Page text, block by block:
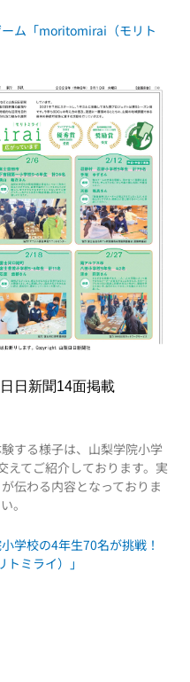
ム「moritomirai（モリト
日新聞14面掲載
する様子は、山梨学院小学
えてご紹介しております。実
伝わる内容となっておりま
。
学校の4年生70名が挑戦！
ミライ）」